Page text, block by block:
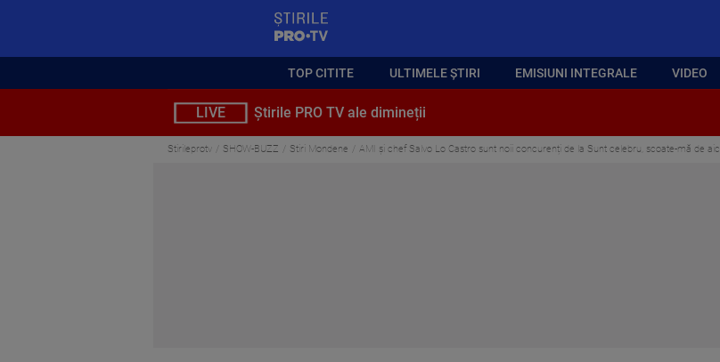
TOP CITITE ULTIMELE ȘTIRI EMISIUNI INTEGRALE VIDEO
LIVE Știrile PRO TV ale dimineții
Stirileprotv SHOW-BUZZ Stiri Mondene AMI și chef Salvo Lo Castro sunt noii concurenți de la Sunt celebru, scoate-mă de aici!